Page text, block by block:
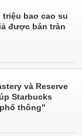
bao cao su
được bán tràn
và Reserve
Starbucks
thông"